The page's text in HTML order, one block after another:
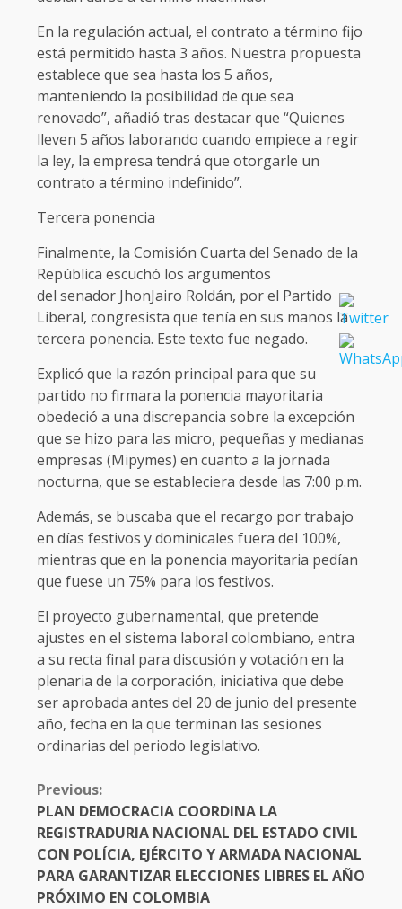
En la regulación actual, el contrato a término fijo
está permitido hasta 3 años. Nuestra propuesta
establece que sea hasta los 5 años,
manteniendo la posibilidad de que sea
renovado”, añadió tras destacar que “Quienes
lleven 5 años laborando cuando empiece a regir
la ley, la empresa tendrá que otorgarle un
contrato a término indefinido”.
Tercera ponencia
Finalmente, la Comisión Cuarta del Senado de la
República escuchó los argumentos
del senador JhonJairo Roldán, por el Partido
Liberal, congresista que tenía en sus manos la
tercera ponencia. Este texto fue negado.
Explicó que la razón principal para que su
partido no firmara la ponencia mayoritaria
obedeció a una discrepancia sobre la excepción
que se hizo para las micro, pequeñas y medianas
empresas (Mipymes) en cuanto a la jornada
nocturna, que se estableciera desde las 7:00 p.m.
Además, se buscaba que el recargo por trabajo
en días festivos y dominicales fuera del 100%,
mientras que en la ponencia mayoritaria pedían
que fuese un 75% para los festivos.
El proyecto gubernamental, que pretende
ajustes en el sistema laboral colombiano, entra
a su recta final para discusión y votación en la
plenaria de la corporación, iniciativa que debe
ser aprobada antes del 20 de junio del presente
año, fecha en la que terminan las sesiones
ordinarias del periodo legislativo.
CONTINUE
READING
Previous:
PLAN DEMOCRACIA COORDINA LA
REGISTRADURIA NACIONAL DEL ESTADO CIVIL
CON POLÍCIA, EJÉRCITO Y ARMADA NACIONAL
PARA GARANTIZAR ELECCIONES LIBRES EL AÑO
PRÓXIMO EN COLOMBIA